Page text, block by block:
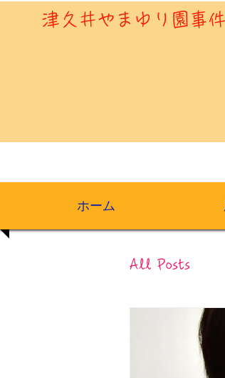
津久井やまゆり園事
ホーム
All Posts